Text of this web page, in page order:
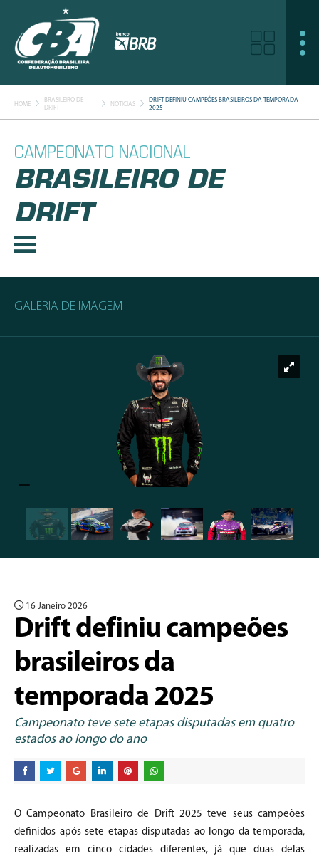
HOME
BRASILEIRO DE
DRIFT
NOTÍCIAS
DRIFT DEFINIU CAMPEÕES BRASILEIROS DA TEMPORADA
2025
CAMPEONATO NACIONAL
BRASILEIRO DE
DRIFT
GALERIA DE IMAGEM
16 Janeiro 2026
Drift definiu campeões
brasileiros da
temporada 2025
Campeonato teve sete etapas disputadas em quatro
estados ao longo do ano
O Campeonato Brasileiro de Drift 2025 teve seus campeões
definidos após sete etapas disputadas ao longo da temporada,
realizadas em cinco cidades diferentes, já que duas delas